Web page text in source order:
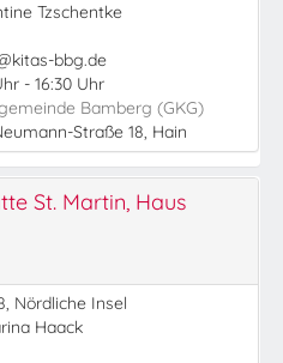
Tzschentke
bbg.de
- 16:30 Uhr
Bamberg (GKG)
Straße 18, Hain
St. Martin, Haus
Nördliche Insel
Haack